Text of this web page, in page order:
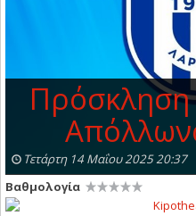
Πρόσκληση
Τετάρτη 14 Μαΐου 2025 20:37
Βαθμολογία